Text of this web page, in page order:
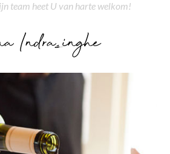
team heet U van harte welkom!
Indrasinghe